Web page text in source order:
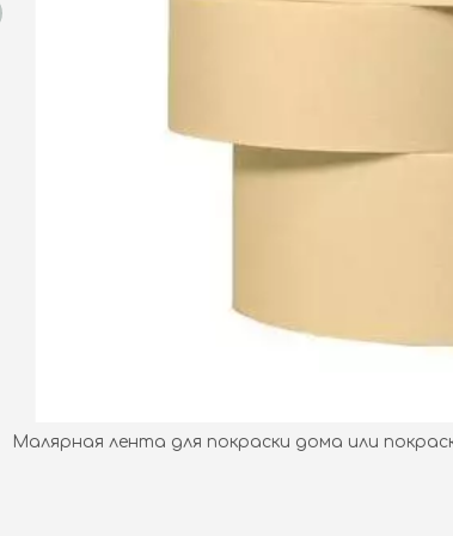
Малярная лента для покраски дома или